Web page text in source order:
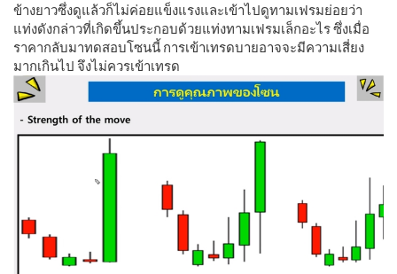
ข้างยาวซึ่งดูแล้วก็ไม่ค่อยแข็งแรงและเข้าไปดูทามเฟรมย่อยว่า
แท่งดังกล่าวที่เกิดขึ้นประกอบด้วยแท่งทามเฟรมเล็กอะไร ซึ่งเมื่อ
ราคากลับมาทดสอบโซนนี้ การเข้าเทรดบายอาจจะมีความเสี่ยง
มากเกินไป จึงไม่ควรเข้าเทรด